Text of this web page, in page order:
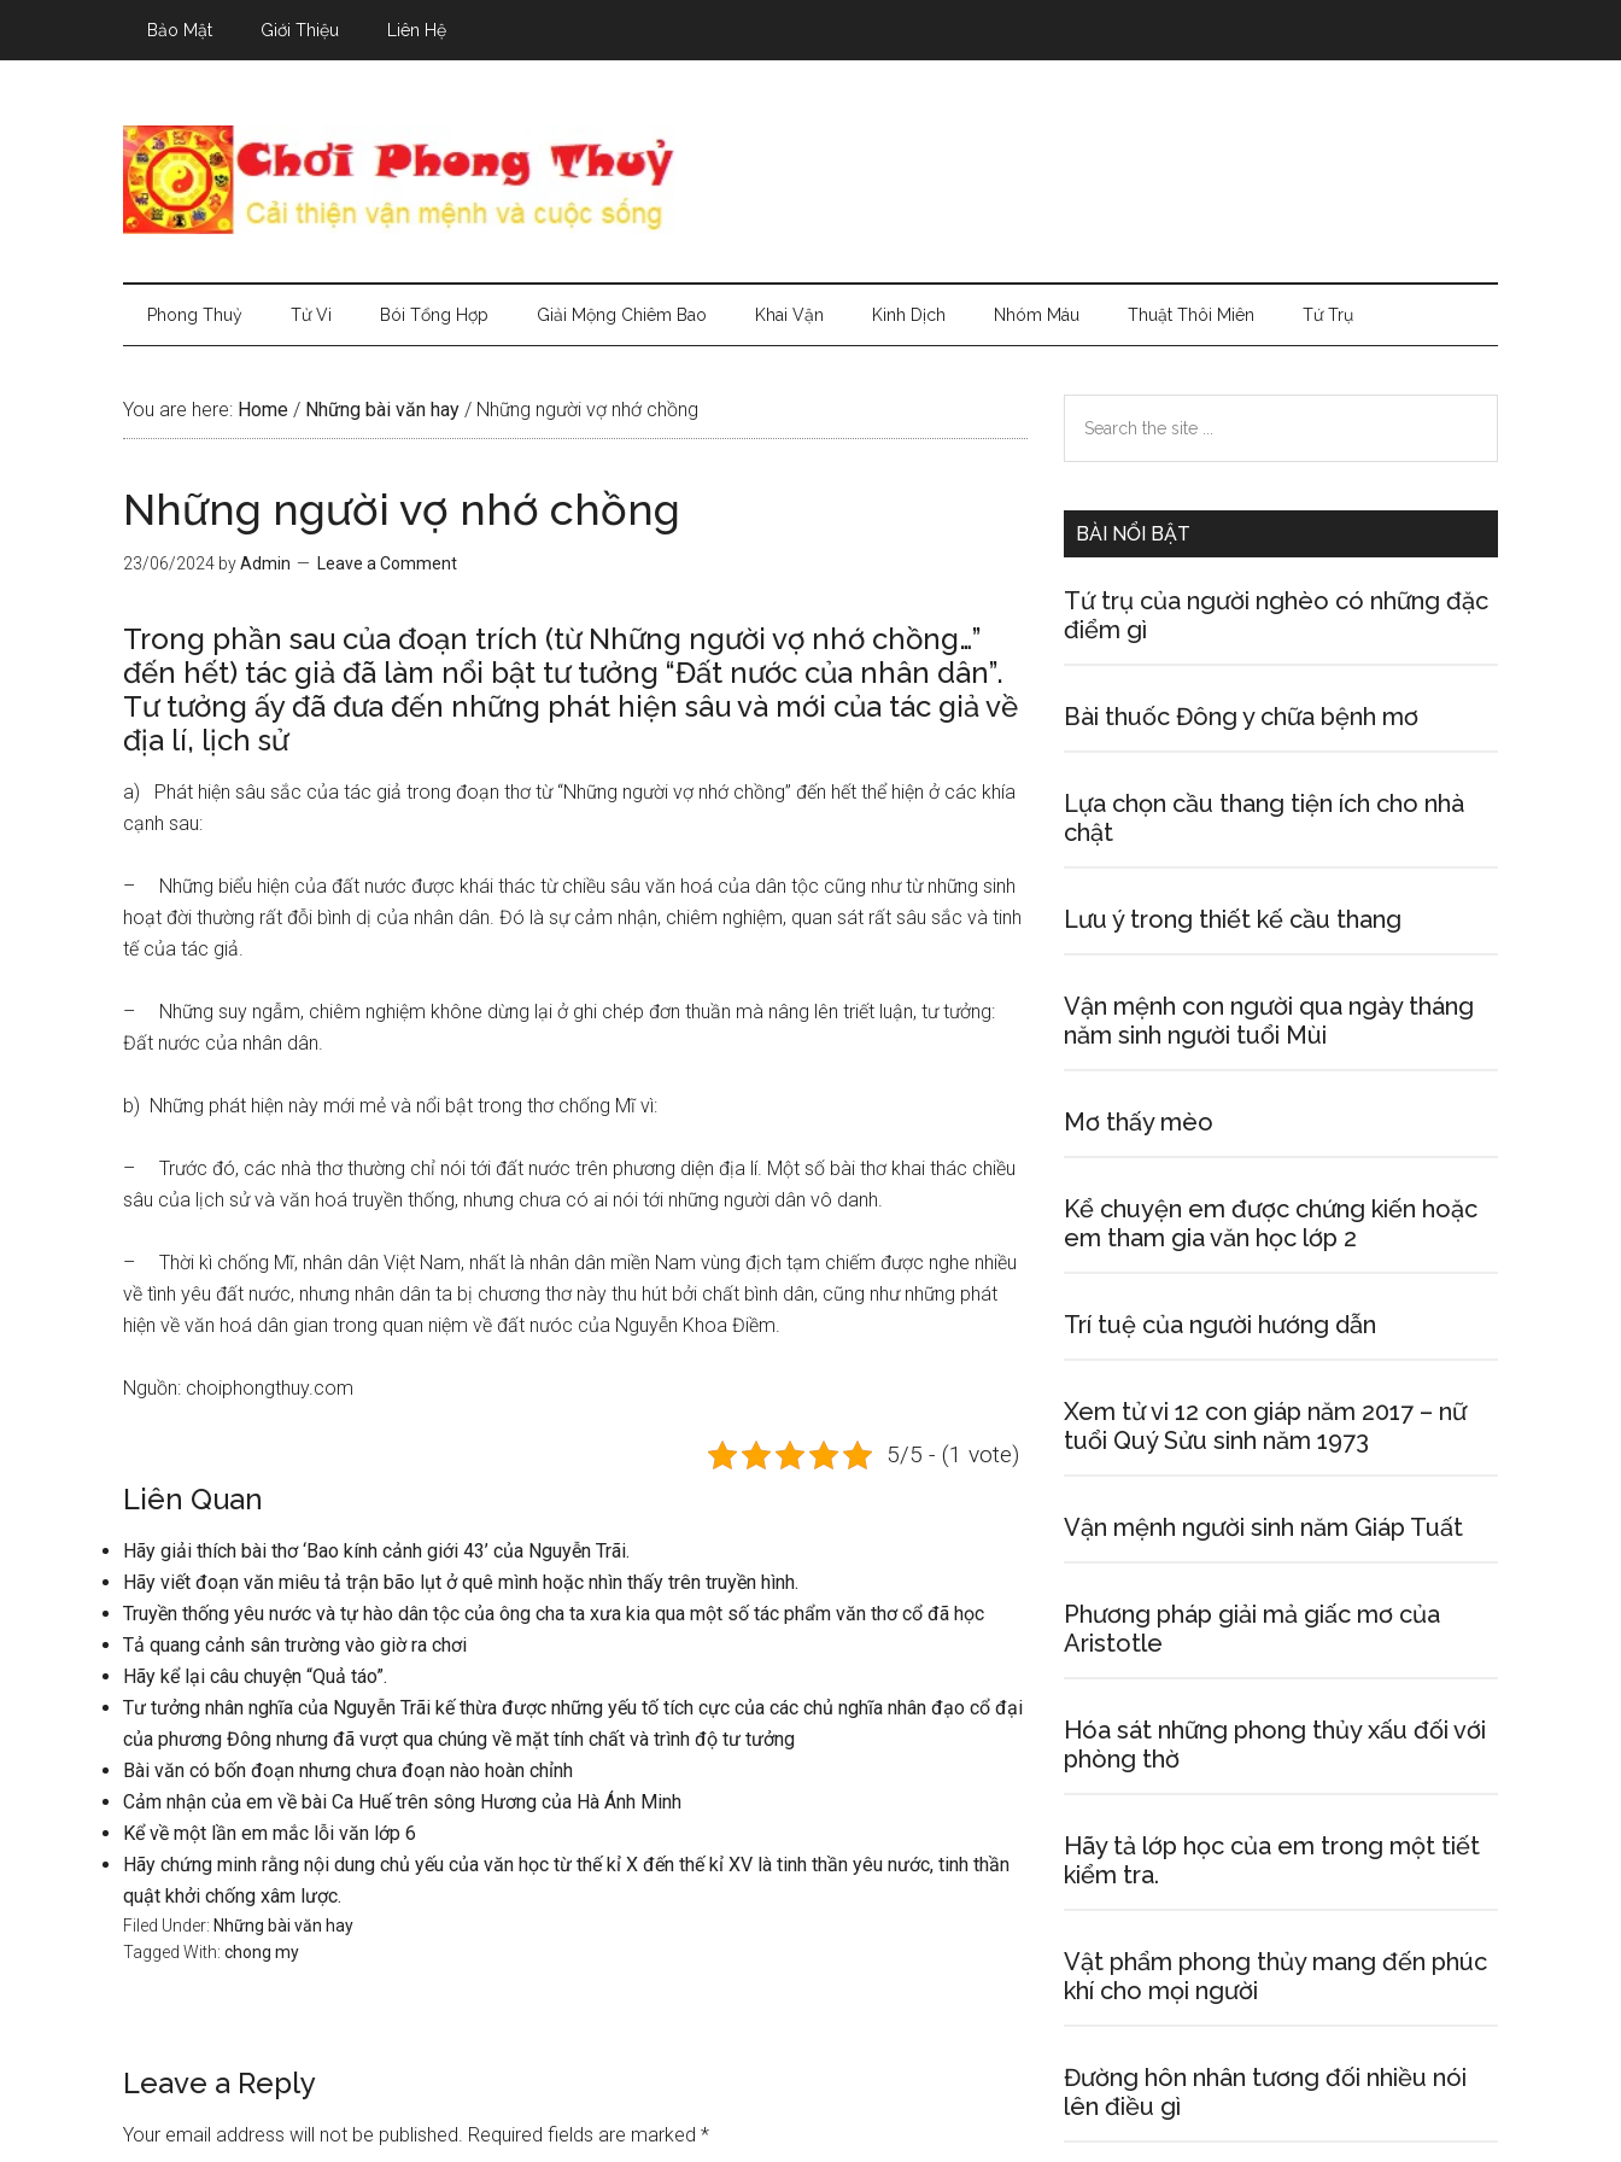
Bảo Mật Giới Thiệu Liên Hệ
Phong Thuỷ Tử Vi Bói Tổng Hợp Giải Mộng Chiêm Bao Khai Vận Kinh Dịch Nhóm Máu Thuật Thôi Miên Tứ Trụ
You are here: Home / Những bài văn hay / Những người vợ nhớ chồng
Những người vợ nhớ chồng
23/06/2024 byAdmin Leave a Comment
Trong phần sau của đoạn trích (từ Những người vợ nhớ chồng…”
đến hết) tác giả đã làm nổi bật tư tưởng “Đất nước của nhân dân”.
Tư tưởng ấy đã đưa đến những phát hiện sâu và mới của tác giả về
địa lí, lịch sử
a) Phát hiện sâu sắc của tác giả trong đoạn thơ từ “Những người vợ nhớ chồng” đến hết thể hiện ở các khía
cạnh sau:
– Những biểu hiện của đất nước được khái thác từ chiều sâu văn hoá của dân tộc cũng như từ những sinh
hoạt đời thường rất đỗi bình dị của nhân dân. Đó là sự cảm nhận, chiêm nghiệm, quan sát rất sâu sắc và tinh
tế của tác giả.
– Những suy ngẫm, chiêm nghiệm khône dừng lại ở ghi chép đơn thuần mà nâng lên triết luận, tư tưởng:
Đất nước của nhân dân.
b) Những phát hiện này mới mẻ và nổi bật trong thơ chống Mĩ vì:
– Trước đó, các nhà thơ thường chỉ nói tới đất nước trên phương diện địa lí. Một số bài thơ khai thác chiều
sâu của lịch sử và văn hoá truyền thống, nhưng chưa có ai nói tới những người dân vô danh.
– Thời kì chống Mĩ, nhân dân Việt Nam, nhất là nhân dân miền Nam vùng địch tạm chiếm được nghe nhiều
về tình yêu đất nước, nhưng nhân dân ta bị chương thơ này thu hút bởi chất bình dân, cũng như những phát
hiện về văn hoá dân gian trong quan niệm về đất nưóc của Nguyễn Khoa Điềm.
Nguồn: choiphongthuy.com
5/5 - (1 vote)
Liên Quan
Hãy giải thích bài thơ ‘Bao kính cảnh giới 43’ của Nguyễn Trãi.
Hãy viết đoạn văn miêu tả trận bão lụt ở quê mình hoặc nhìn thấy trên truyền hình.
Truyền thống yêu nước và tự hào dân tộc của ông cha ta xưa kia qua một số tác phẩm văn thơ cổ đã học
Tả quang cảnh sân trường vào giờ ra chơi
Hãy kể lại câu chuyện “Quả táo”.
Tư tưởng nhân nghĩa của Nguyễn Trãi kế thừa được những yếu tố tích cực của các chủ nghĩa nhân đạo cổ đại
của phương Đông nhưng đã vượt qua chúng về mặt tính chất và trình độ tư tưởng
Bài văn có bốn đoạn nhưng chưa đoạn nào hoàn chỉnh
Cảm nhận của em về bài Ca Huế trên sông Hương của Hà Ánh Minh
Kể về một lần em mắc lỗi văn lớp 6
Hãy chứng minh rằng nội dung chủ yếu của văn học từ thế kỉ X đến thế kỉ XV là tinh thần yêu nước, tinh thần
quật khởi chống xâm lược.
Filed Under: Những bài văn hay
Tagged With: chong my
Reader
Interactions
Leave a Reply
Your email address will not be published. Required fields are marked *
Primary
Sidebar
the
BÀI NỔI BẬT
Tứ trụ của người nghèo có những đặc
điểm gì
Bài thuốc Đông y chữa bệnh mơ
Lựa chọn cầu thang tiện ích cho nhà
chật
Lưu ý trong thiết kế cầu thang
Vận mệnh con người qua ngày tháng
năm sinh người tuổi Mùi
Mơ thấy mèo
Kể chuyện em được chứng kiến hoặc
em tham gia văn học lớp 2
Trí tuệ của người hướng dẫn
Xem tử vi 12 con giáp năm 2017 – nữ
tuổi Quý Sửu sinh năm 1973
Vận mệnh người sinh năm Giáp Tuất
Phương pháp giải mả giấc mơ của
Aristotle
Hóa sát những phong thủy xấu đối với
phòng thờ
Hãy tả lớp học của em trong một tiết
kiểm tra.
Vật phẩm phong thủy mang đến phúc
khí cho mọi người
Đường hôn nhân tương đối nhiều nói
lên điều gì